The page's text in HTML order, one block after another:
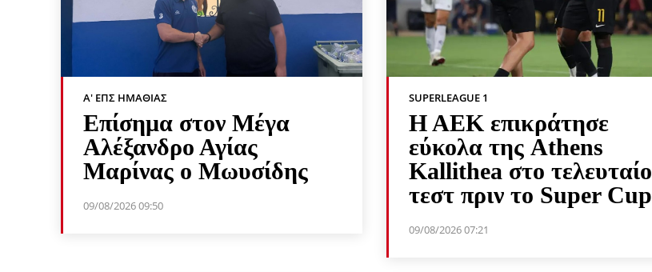
Α' ΕΠΣ ΗΜΑΘΊΑΣ
Επίσημα στον Μέγα
Αλέξανδρο Αγίας
Μαρίνας ο Μωυσίδης
09/08/2026 09:50
SUPERLEAGUE 1
Η ΑΕΚ επικράτησε
εύκολα της Athens
Kallithea στο τελευταίο
τεστ πριν το Super Cup
09/08/2026 07:21